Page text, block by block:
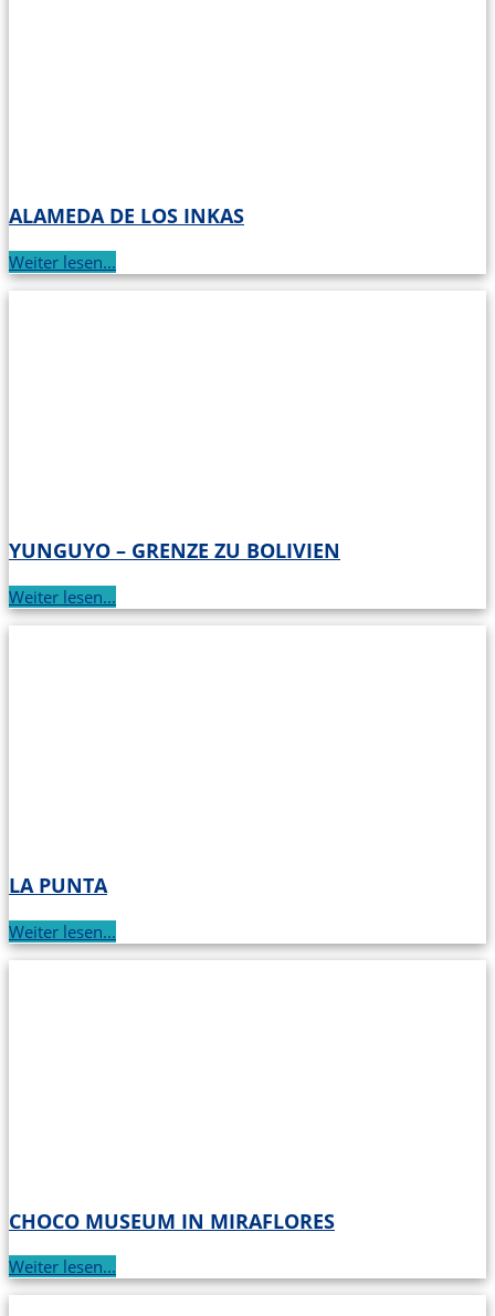
ALAMEDA DE LOS INKAS
Weiter lesen...
YUNGUYO – GRENZE ZU BOLIVIEN
Weiter lesen...
LA PUNTA
Weiter lesen...
CHOCO MUSEUM IN MIRAFLORES
Weiter lesen...